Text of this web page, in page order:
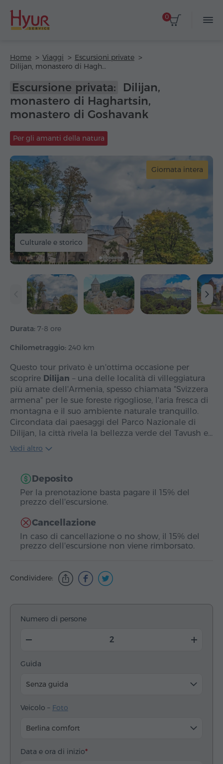
0
Home Viaggi
Escursioni private
Dilijan, monastero di Haghartsin, monastero di Goshavank
Escursione privata:
Dilijan,
monastero di Haghartsin,
monastero di Goshavank
Per gli amanti della natura
Giornata intera
Culturale e storico
Durata: 7-8 ore
Chilometraggio: 240 km
Questo tour privato è un'ottima occasione per
scoprire Dilijan – una delle località di villeggiatura
più amate dell'Armenia, spesso chiamata "Svizzera
armena" per le sue foreste rigogliose, l'aria fresca di
montagna e il suo ambiente naturale tranquillo.
Circondata dai paesaggi del Parco Nazionale di
Dilijan, la città rivela la bellezza verde del Tavush e…
Vedi altro
Deposito
Per la prenotazione basta pagare il 15% del
prezzo dell'escursione.
Cancellazione
In caso di cancellazione o no show, il 15% del
prezzo dell'escursione non viene rimborsato.
Condividere:
Numero di persone
Guida
Senza guida
Veicolo – Foto
Berlina comfort
Data e ora di inizio